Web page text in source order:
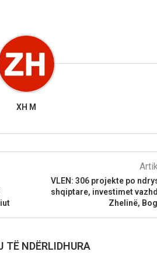
XH M
VLEN: 306 projekte po
shqiptare, investimet
Zhelinë,
TË NDËRLIDHURA